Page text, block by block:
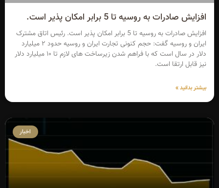
افزایش صادرات به روسیه تا 5 برابر امکان پذیر است.
افزایش صادرات به روسیه تا 5 برابر امکان پذیر است. رئیس اتاق مشترک
ایران و روسیه گفت: حجم کنونی تجارت ایران و روسیه حدود ۲ میلیارد
دلار در سال است که با فراهم شدن زیرساخت های لازم تا ۱۰ میلیارد دلار
نیز قابل ارتقا است.
بیشتر بدانید »
اخبار